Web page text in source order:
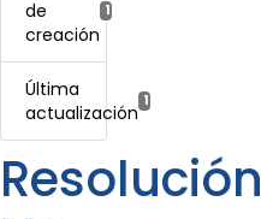
de
creación
17 enero, 2022
Última
actualización
17 enero, 2022
Resolución